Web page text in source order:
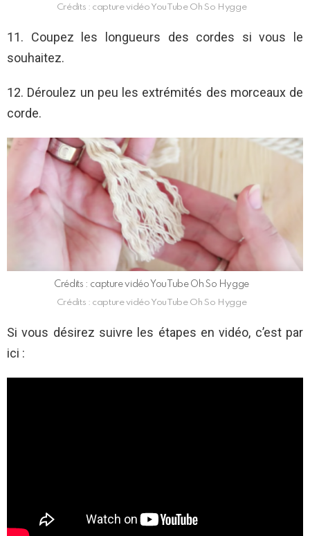
Crédits : capture vidéo YouTube Oh So Hygge
11. Coupez les longueurs des cordes si vous le
souhaitez.
12. Déroulez un peu les extrémités des morceaux de
corde.
Crédits : capture vidéo YouTube Oh So Hygge
Crédits : capture vidéo YouTube Oh So Hygge
Si vous désirez suivre les étapes en vidéo, c’est par
ici :